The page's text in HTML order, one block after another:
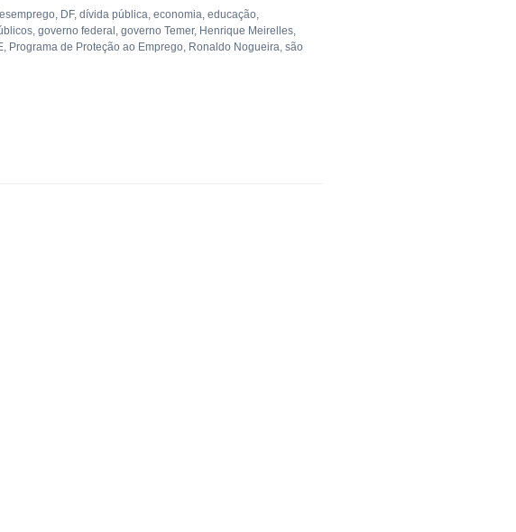
, DF, dívida pública, economia, educação,
, governo federal , governo Temer, Henrique Meirelles,
, Programa de Proteção ao Emprego, Ronaldo Nogueira, são